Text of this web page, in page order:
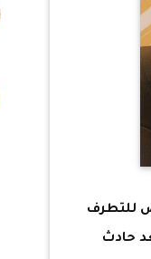
للتطرف
حادث